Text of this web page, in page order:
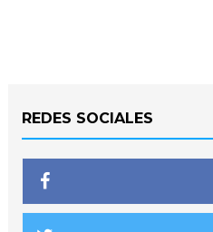
REDES SOCIALES